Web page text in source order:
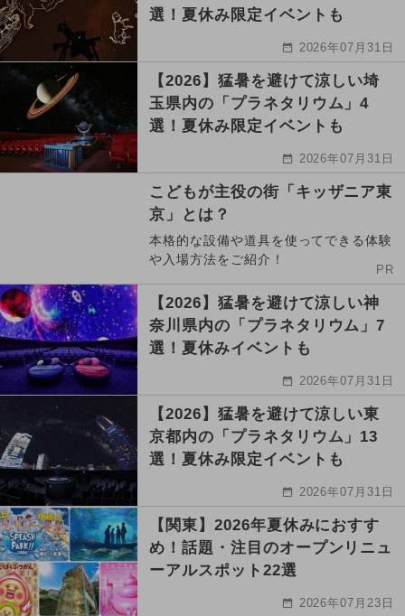
選！夏休み限定イベントも
2026年07月31日
【2026】猛暑を避けて涼しい埼
玉県内の「プラネタリウム」4
選！夏休み限定イベントも
2026年07月31日
こどもが主役の街「キッザニア東
京」とは？
本格的な設備や道具を使ってできる体験
や入場方法をご紹介！
PR
【2026】猛暑を避けて涼しい神
奈川県内の「プラネタリウム」7
選！夏休みイベントも
2026年07月31日
【2026】猛暑を避けて涼しい東
京都内の「プラネタリウム」13
選！夏休み限定イベントも
2026年07月31日
【関東】2026年夏休みにおすす
め！話題・注目のオープンリニュ
ーアルスポット22選
2026年07月23日